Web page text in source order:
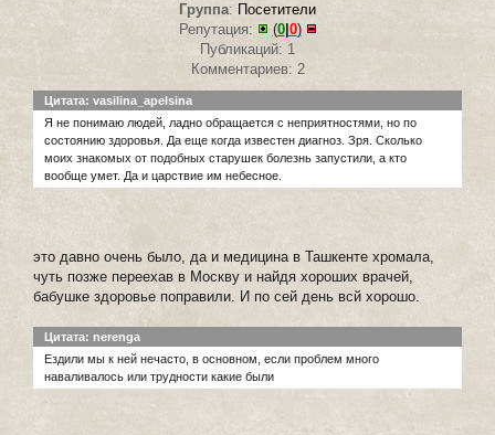
Группа: Посетители
Репутация:
(0| 0)
Публикаций: 1
Комментариев: 2
Цитата: vasilina_apelsina
Я не понимаю людей, ладно обращается с неприятностями, но по
состоянию здоровья. Да еще когда известен диагноз. Зря. Сколько
моих знакомых от подобных старушек болезнь запустили, а кто
вообще умет. Да и царствие им небесное.
это давно очень было, да и медицина в Ташкенте хромала,
чуть позже переехав в Москву и найдя хороших врачей,
бабушке здоровье поправили. И по сей день всй хорошо.
Цитата: nerenga
Ездили мы к ней нечасто, в основном, если проблем много
наваливалось или трудности какие были